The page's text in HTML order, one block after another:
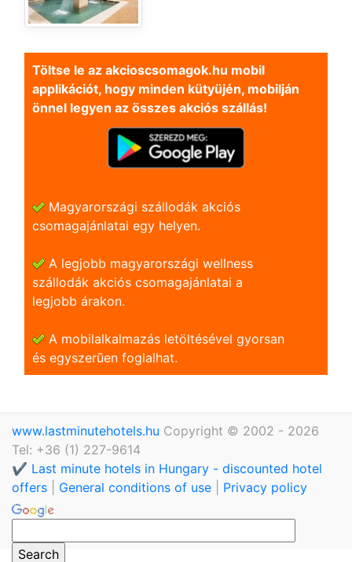
Töltse le az akcioscsomagok.hu mobil
applikációt, hogy minden kütyüjén, mobilján
önnel legyen az összes akciós szállás!
Magyarországi szállodák akciós
csomagajánlatai egy helyen.
A legjobb magyarországi wellness
szállodák akciós csomagajánlatai a
legjobb árakon.
A mobilalkalmazás letöltésével gyorsan
és egyszerũen foglalhat.
www.lastminutehotels.hu Copyright © 2002 - 2026
Tel: +36 (1) 227-9614
✔️ Last minute hotels in Hungary - discounted hotel
offers
General conditions of use Privacy policy